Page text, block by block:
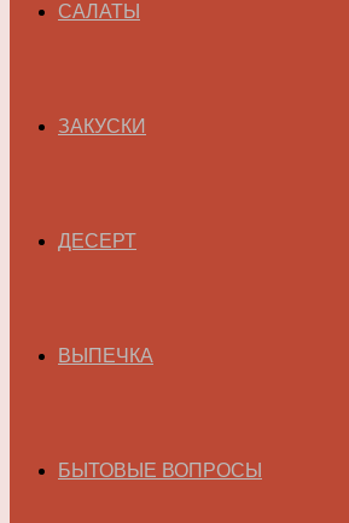
САЛАТЫ
ЗАКУСКИ
ДЕСЕРТ
ВЫПЕЧКА
БЫТОВЫЕ ВОПРОСЫ